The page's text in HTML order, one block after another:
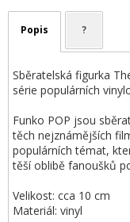
Popis ?
Sběratelská figurka
série populárních
Funko POP jsou
těch nejznámějších
populárních témat,
těší oblibě fanoušků
Velikost: cca 10 cm
Materiál: vinyl